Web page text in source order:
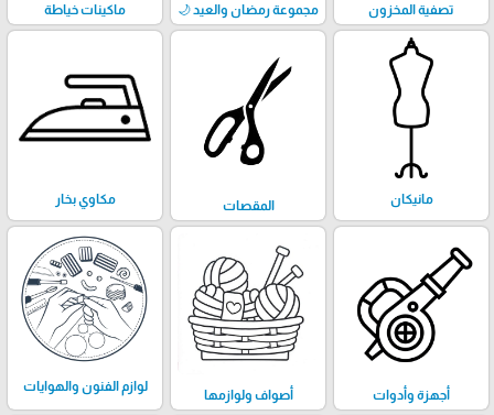
تصفية المخزون مجموعة رمضان والعيد 🌙 ماكينات خياطة
مانيكان المقصات مكاوي بخار
أجهزة وأدوات أصواف ولوازمها
لوازم الفنون والهوايات